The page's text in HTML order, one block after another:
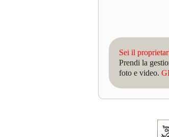
Sei il
Prendi la
foto e video.